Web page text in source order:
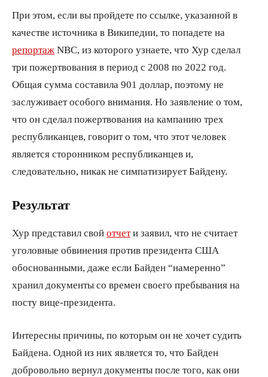
При этом, если вы пройдете по ссылке, указанной в
качестве источника в Википедии, то попадете на
репортаж NBC, из которого узнаете, что Хур сделал
три пожертвования в период с 2008 по 2022 год.
Общая сумма составила 901 доллар, поэтому не
заслуживает особого внимания. Но заявление о том,
что он сделал пожертвования на кампанию трех
республиканцев, говорит о том, что этот человек
является сторонником республиканцев и,
следовательно, никак не симпатизирует Байдену.
Результат
Хур представил свой отчети заявил, что не считает
уголовные обвинения против президента США
обоснованными, даже если Байден “намеренно”
хранил документы со времен своего пребывания на
посту вице-президента.
Интересны причины, по которым он не хочет судить
Байдена. Одной из них является то, что Байден
добровольно вернул документы после того, как они